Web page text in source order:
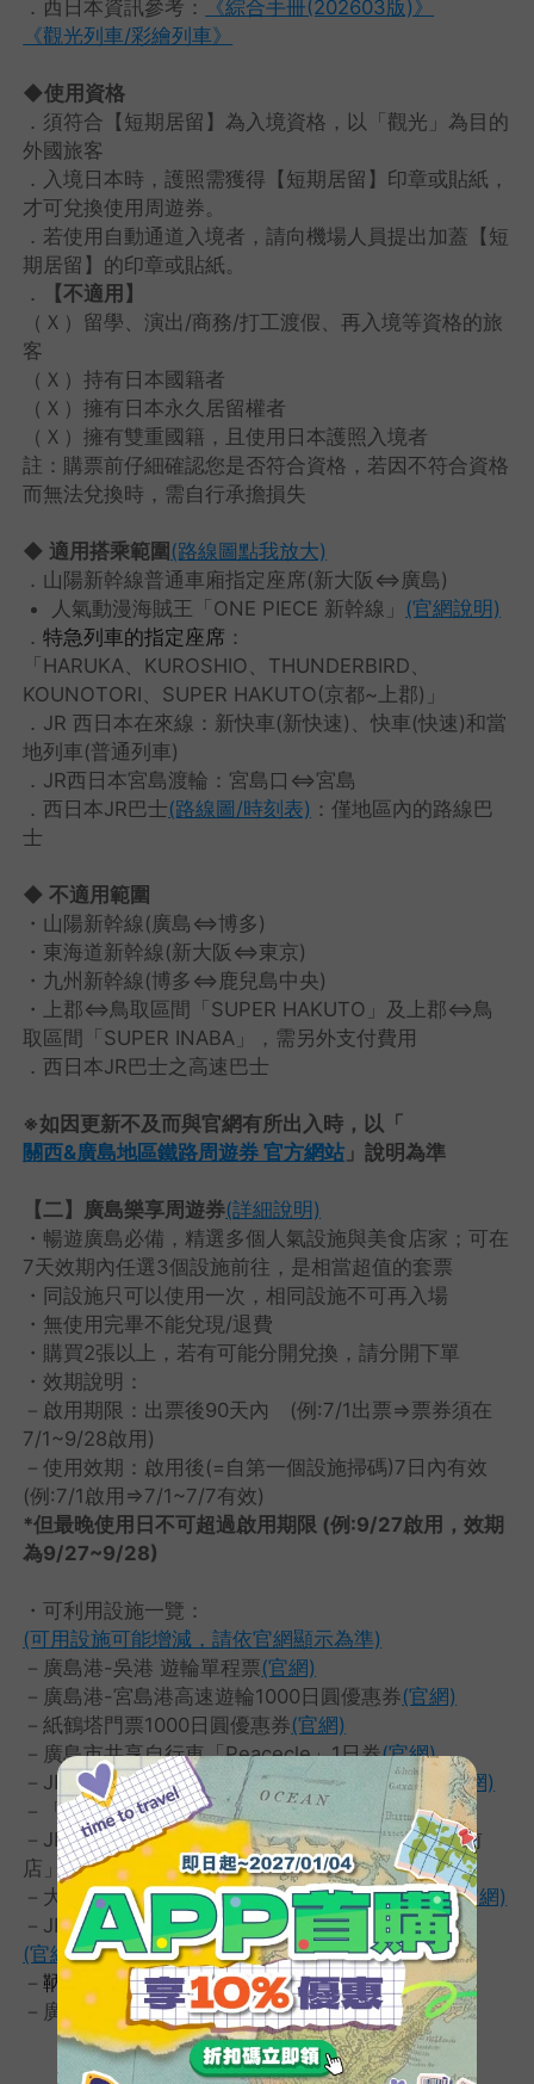
．西日本資訊參考：
《綜合手冊(202603版)》
《觀光列車/彩繪列車》
◆使用資格
．須符合【短期居留】為入境資格，以「觀光」為目的
外國旅客
．入境日本時，護照需獲得【短期居留】印章或貼紙，
才可兌換使用周遊券。
．若使用自動通道入境者，請向機場人員提出加蓋【短
期居留】的印章或貼紙。
．
【不適用】
（Ｘ）留學、演出/商務/打工渡假、再入境等資格的旅
客
（Ｘ）持有日本國籍者
（Ｘ）擁有日本永久居留權者
（Ｘ）擁有雙重國籍，且使用日本護照入境者
註：購票前仔細確認您是否符合資格，若因不符合資格
而無法兌換時，需自行承擔損失
◆ 適用搭乘範圍 (路線圖點我放大)
．山陽新幹線普通車廂指定座席(新大阪⇔廣島)
人氣動漫海賊王「ONE PIECE 新幹線」 (官網說明)
．特急列車的指定座席 ：
「HARUKA、KUROSHIO、THUNDERBIRD、
KOUNOTORI、SUPER HAKUTO(京都~上郡)」
．JR 西日本在來線：新快車(新快速)、快車(快速)和當
地列車(普通列車)
．JR西日本宮島渡輪：宮島口⇔宮島
．西日本JR巴士(路線圖/時刻表) ：僅地區內的路線巴
士
◆ 不適用範圍
・山陽新幹線(廣島⇔博多)
・東海道新幹線(新大阪⇔東京)
・九州新幹線(博多⇔鹿兒島中央)
・上郡⇔鳥取區間「SUPER HAKUTO」及上郡⇔鳥
取區間「SUPER INABA」，需另外支付費用
．西日本JR巴士之高速巴士
※如因更新不及而與官網有所出入時，以「
關西&廣島地區鐵路周遊券 官方網站 」說明為準
【二】廣島樂享周遊券(詳細說明)
・暢遊廣島必備，精選多個人氣設施與美食店家；可在
7天效期內任選3個設施前往，是相當超值的套票
・同設施只可以使用一次，相同設施不可再入場
・無使用完畢不能兌現/退費
・購買2張以上，若有可能分開兌換，請分開下單
・效期說明：
－啟用期限：出票後90天內 (例:7/1出票⇒票券須在
7/1~9/28啟用)
－使用效期：啟用後(=自第一個設施掃碼)7日內有效
(例:7/1啟用⇒7/1~7/7有效)
*但最晚使用日不可超過啟用期限 (例:9/27啟用，效期
為9/27~9/28)
・可利用設施一覽：
(可用設施可能增減，請依官網顯示為準)
－廣島港-吳港 遊輪單程票(官網)
－廣島港-宮島港高速遊輪1000日圓優惠券(官網)
－紙鶴塔門票1000日圓優惠券(官網)
－廣島市共享自行車「Peacecle」1日券(官網)
－JR廣島站前購物中心「ekie」1,500日圓禮券
(官網)
－「廣島禦好燒站前廣場」1,500日圓禮券(官網)
－JR廣島站前家交通販賣店「Bic Camera 廣島站前
店」1000日圓禮券(官網)
－大和博物館入場券+館內商店1000日圓優惠券(官網)
－JR租車西日本 車站汽車租賃 2000日圓優惠券
(官網)
－鞆の浦歷史遺跡遊覽優惠券
－廣島旅遊通票 通票2日券(官網)